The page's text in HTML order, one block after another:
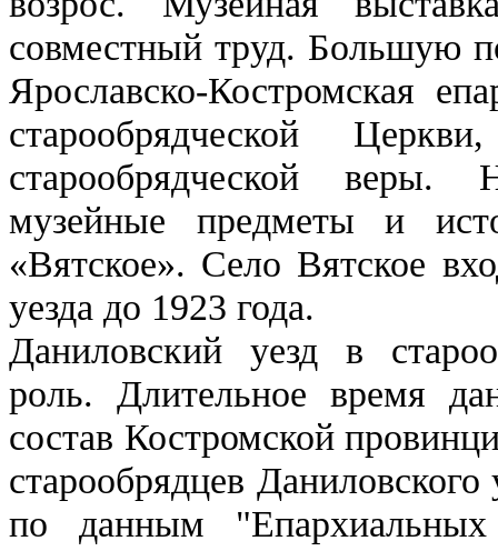
совместный труд. Большую
Ярославско-Костромская
старообрядческой
старообрядческой веры.
музейные предметы и
«Вятское». Село Вятское
уезда до 1923 года.
Даниловский уезд в
роль. Длительное время
состав Костромской
старообрядцев
по данным